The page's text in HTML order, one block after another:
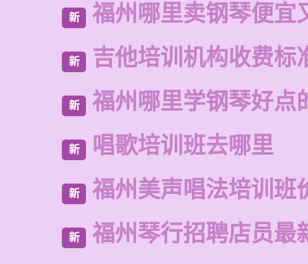
新 福州哪里卖钢琴便宜
新 吉他培训机构收费标
新 福州哪里学钢琴好点
新 唱歌培训班去哪里
新 福州美声唱法培训班
新 福州琴行招聘店员最